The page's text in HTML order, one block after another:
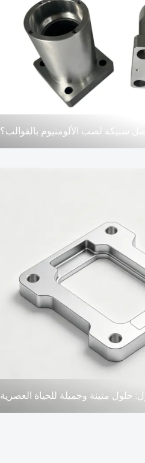
سبيكة لصب الألومنيوم بالقوالب؟